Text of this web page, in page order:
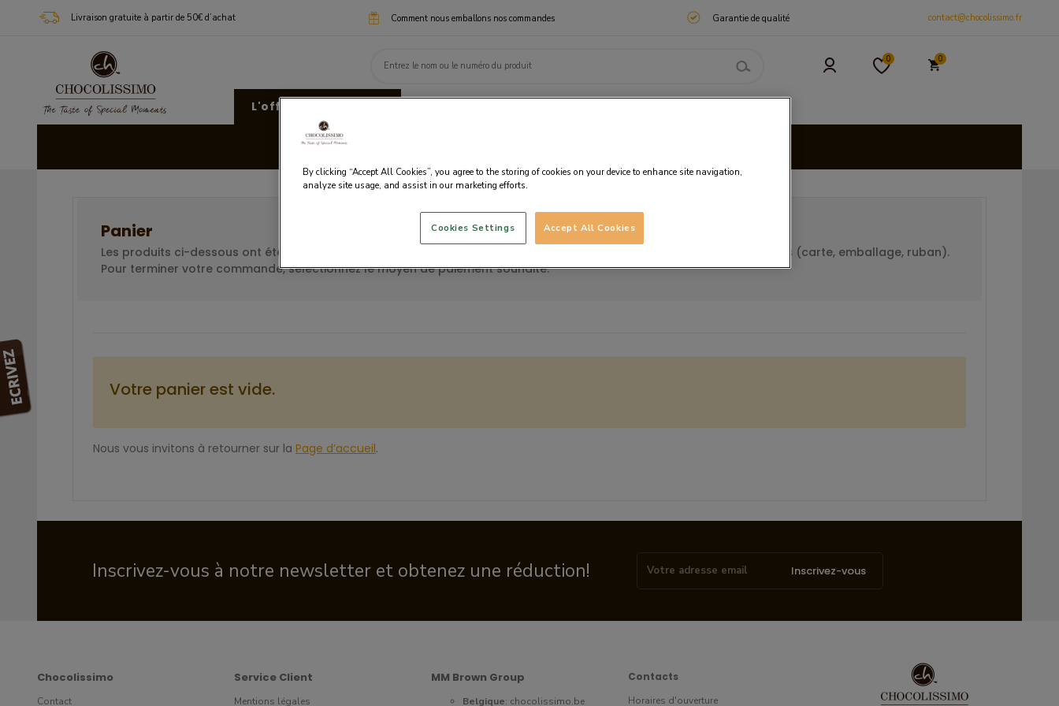
Livraison gratuite à partir de 50€ d’achat Comment nous emballons nos commandes Garantie de qualité contact@chocolissimo.fr
0 0
L'offre Chocolissimo
Cadeaux
Panier
Les produits ci-dessous ont été ajoutés à votre panier. Vous avez la possibilité d’ajouter des éléments supplémentaires (carte, emballage, ruban).
Pour terminer votre commande, sélectionnez le moyen de paiement souhaité.
Votre panier est vide.
Nous vous invitons à retourner sur la Page d’accueil.
Inscrivez-vous à notre newsletter et obtenez une réduction! Inscrivez-vous
Chocolissimo
Contact
Service Client
Mentions légales
MM Brown Group
Belgique: chocolissimo.be
Contacts
Horaires d'ouverture
By clicking “Accept All Cookies”, you agree to the storing of cookies on your device to enhance site navigation,
analyze site usage, and assist in our marketing efforts.
Accept All Cookies
Cookies Settings